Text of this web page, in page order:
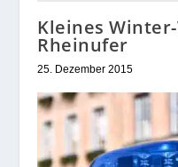
Kleines
Rheinufer
25. Dezember 2015